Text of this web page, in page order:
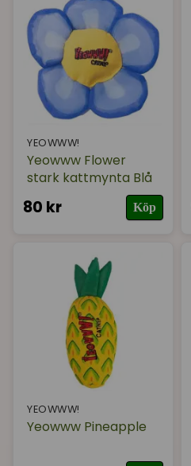
YEOWWW!
Yeowww Flower
stark kattmynta Blå
80 kr Köp
YEOWWW!
Yeowww Pineapple